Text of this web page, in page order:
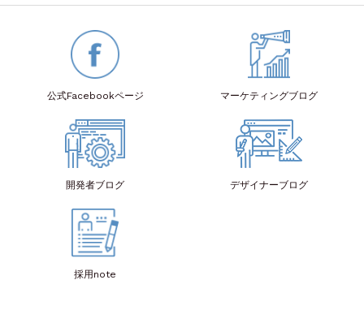
公式Facebookページ マーケティングブログ
開発者ブログ デザイナーブログ
採用note